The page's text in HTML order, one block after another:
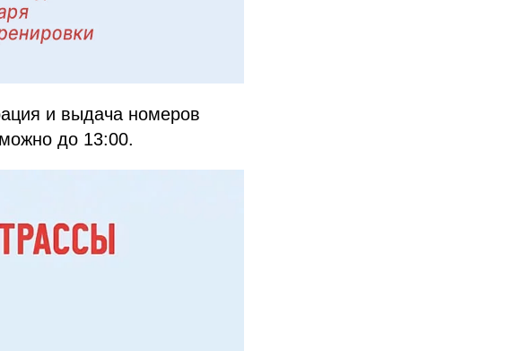
и выдача номеров
до 13:00.